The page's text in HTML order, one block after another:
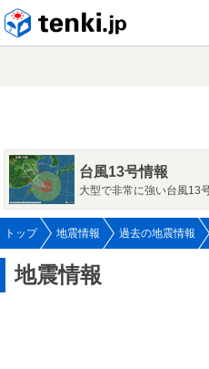
台風13号情報
大型で非常に強い台風13
トップ 地震情報 過去の地震情報
地震情報